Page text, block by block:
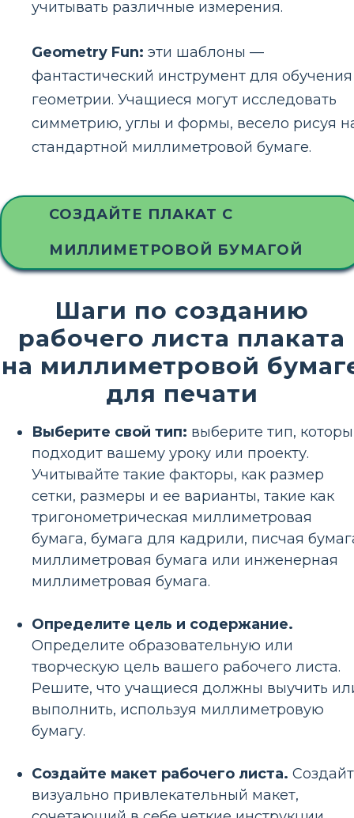
учитывать различные измерения.
Geometry Fun: эти шаблоны —
фантастический инструмент для обучения
геометрии. Учащиеся могут исследовать
симметрию, углы и формы, весело рисуя
стандартной миллиметровой бумаге.
СОЗДАЙТЕ ПЛАКАТ С
МИЛЛИМЕТРОВОЙ БУМАГОЙ
Шаги по созданию
рабочего листа плаката
на миллиметровой
для печати
Выберите свой тип: выберите тип,
подходит вашему уроку или проекту.
Учитывайте такие факторы, как размер
сетки, размеры и ее варианты, такие как
тригонометрическая миллиметровая
бумага, бумага для кадрили, писчая
миллиметровая бумага или инженерная
миллиметровая бумага.
Определите цель и содержание.
Определите образовательную или
творческую цель вашего рабочего листа.
Решите, что учащиеся должны выучить
выполнить, используя миллиметровую
бумагу.
Создайте макет рабочего листа.
визуально привлекательный макет,